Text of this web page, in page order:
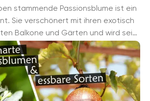
stammende Passionsblume ist ein
Sie verschönert mit ihren exotisch
Balkone und Gärten und wird seit
Arzneipflanze genutzt. ...